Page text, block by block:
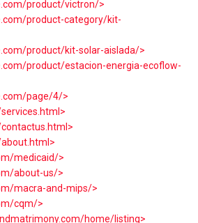
product/victron/>
product-category/kit-
product/kit-solar-aislada/>
product/estacion-energia-ecoflow-
page/4/>
medicaid/>
about-us/>
macra-and-mips/>
cqm/>
home/listing>